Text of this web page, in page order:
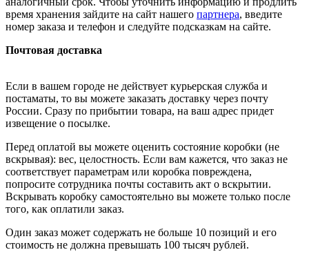
время хранения зайдите на сайт нашего партнера, введите
номер заказа и телефон и следуйте подсказкам на сайте.
Почтовая доставка
Если в вашем городе не действует курьерская служба и
постаматы, то вы можете заказать доставку через почту
России. Сразу по прибытии товара, на ваш адрес придет
извещение о посылке.
Перед оплатой вы можете оценить состояние коробки (не
вскрывая): вес, целостность. Если вам кажется, что заказ не
соответствует параметрам или коробка повреждена,
попросите сотрудника почты составить акт о вскрытии.
Вскрывать коробку самостоятельно вы можете только после
того, как оплатили заказ.
Один заказ может содержать не больше 10 позиций и его
стоимость не должна превышать 100 тысяч рублей.